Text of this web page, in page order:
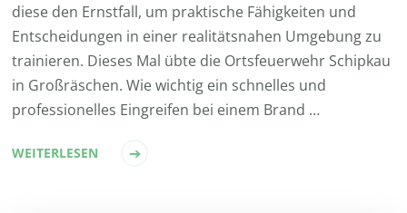
diese den Ernstfall, um praktische Fähigkeiten und
Entscheidungen in einer realitätsnahen Umgebung zu
trainieren. Dieses Mal übte die Ortsfeuerwehr Schipkau
in Großräschen. Wie wichtig ein schnelles und
professionelles Eingreifen bei einem Brand …
WEITERLESEN